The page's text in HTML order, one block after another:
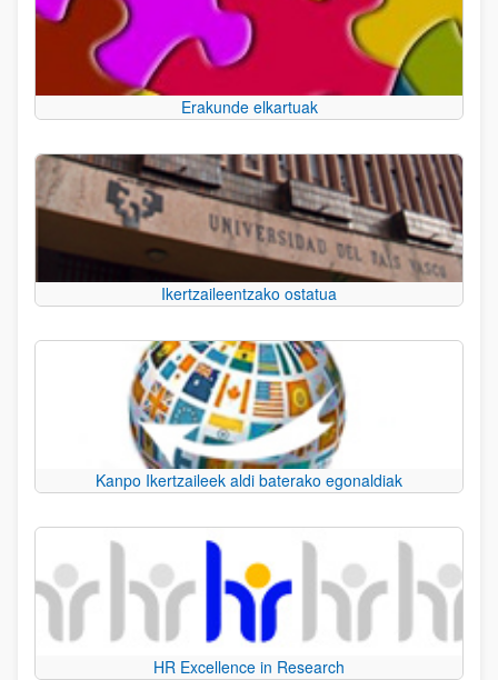
Erakunde elkartuak
Ikertzaileentzako ostatua
Kanpo Ikertzaileek aldi baterako egonaldiak
HR Excellence in Research